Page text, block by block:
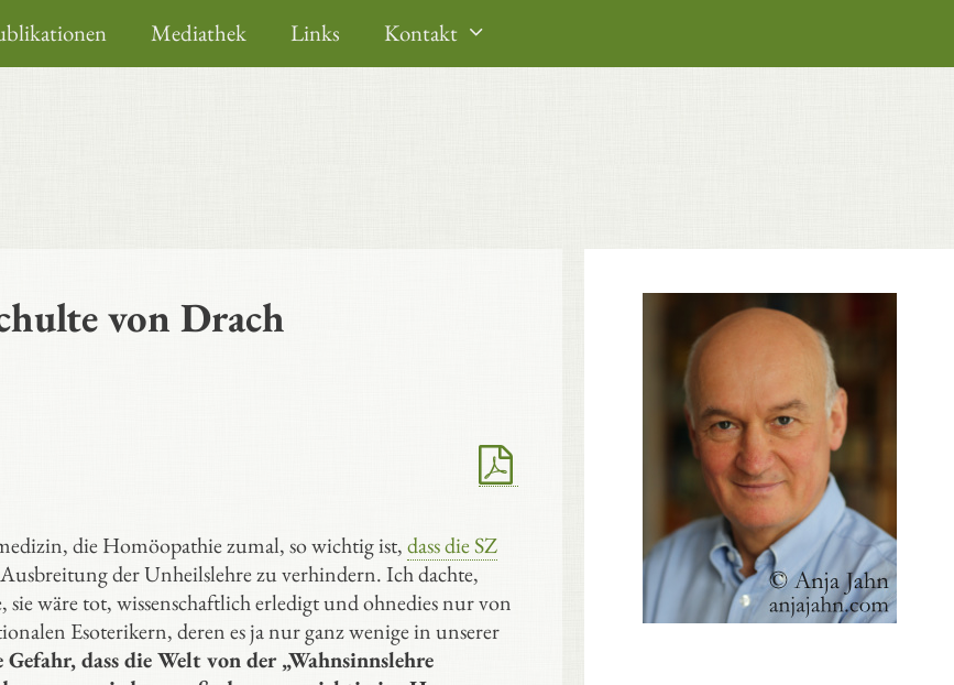
Mediathek Links Kontakt
von Drach
die Homöopathie zumal, so wichtig ist,dass die SZ
der Unheilslehre zu verhindern. Ich dachte,
wäre tot, wissenschaftlich erledigt und ohnedies nur von
Esoterikern, deren es ja nur ganz wenige in unserer
dass die Welt von der „Wahnsinnslehre